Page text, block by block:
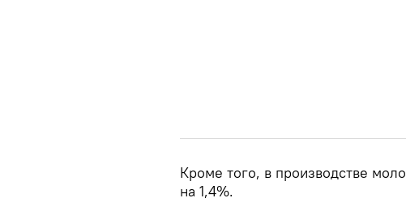
Кроме того, в производстве
на 1,4%.